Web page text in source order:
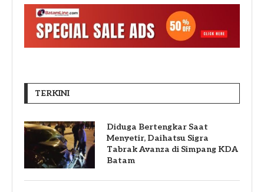
TERKINI
Diduga Bertengkar Saat
Menyetir, Daihatsu Sigra
Tabrak Avanza di Simpang KDA
Batam